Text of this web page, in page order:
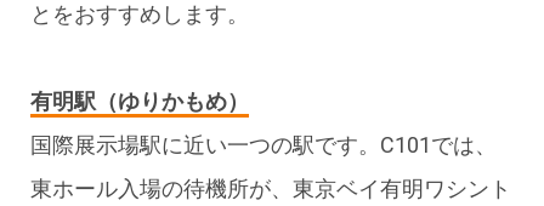
とをおすすめします。
有明駅（ゆりかもめ）
国際展示場駅に近い一つの駅です。C101では、
東ホール入場の待機所が、東京ベイ有明ワシント